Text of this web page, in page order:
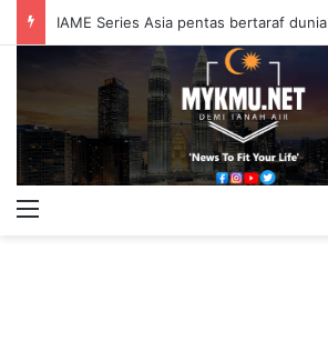
IAME Series Asia pentas bertaraf dunia